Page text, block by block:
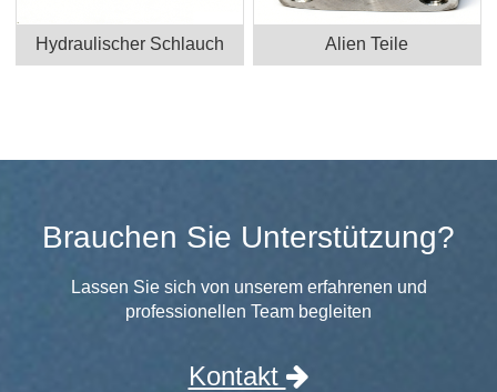
Hydraulischer Schlauch Alien Teile
Brauchen Sie Unterstützung?
Lassen Sie sich von unserem erfahrenen und
professionellen Team begleiten
Kontakt